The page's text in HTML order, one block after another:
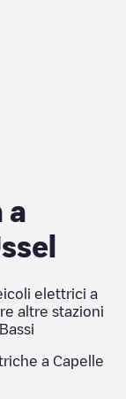
a
elettrici a
altre stazioni
a Capelle